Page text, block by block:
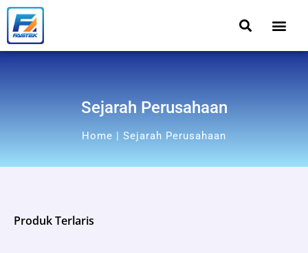
Sejarah Perusahaan
Home | Sejarah Perusahaan
Produk Terlaris